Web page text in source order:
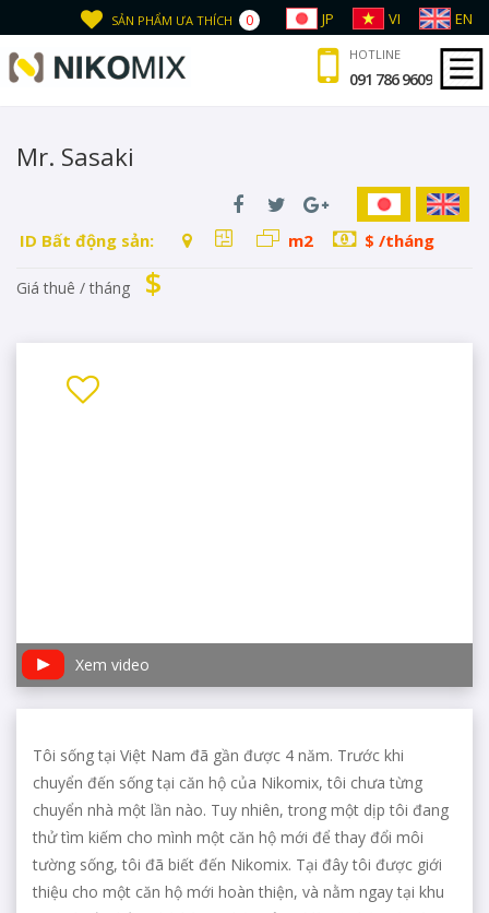
SẢN PHẨM ƯA THÍCH 0 JP VI EN
HOTLINE
091 786 9609
Mr. Sasaki
ID Bất động sản: m2 $ /tháng
Giá thuê / tháng $
Xem video
Tôi sống tại Việt Nam đã gần được 4 năm. Trước khi
chuyển đến sống tại căn hộ của Nikomix, tôi chưa từng
chuyển nhà một lần nào. Tuy nhiên, trong một dịp tôi đang
thử tìm kiếm cho mình một căn hộ mới để thay đổi môi
tường sống, tôi đã biết đến Nikomix. Tại đây tôi được giới
thiệu cho một căn hộ mới hoàn thiện, và nằm ngay tại khu